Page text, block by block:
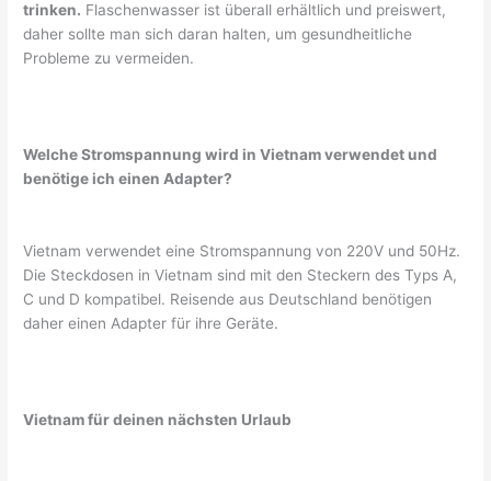
trinken. Flaschenwasser ist überall erhältlich und preiswert,
daher sollte man sich daran halten, um gesundheitliche
Probleme zu vermeiden.
Welche Stromspannung wird in Vietnam verwendet und
benötige ich einen Adapter?
Vietnam verwendet eine Stromspannung von 220V und 50Hz.
Die Steckdosen in Vietnam sind mit den Steckern des Typs A,
C und D kompatibel. Reisende aus Deutschland benötigen
daher einen Adapter für ihre Geräte.
Vietnam für deinen nächsten Urlaub